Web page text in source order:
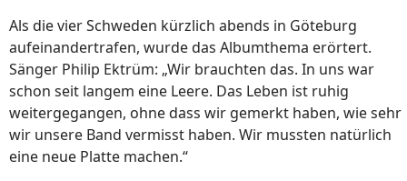
Als die vier Schweden kürzlich abends in Göteburg
aufeinandertrafen, wurde das Albumthema erörtert.
Sänger Philip Ektrüm: „Wir brauchten das. In uns war
schon seit langem eine Leere. Das Leben ist ruhig
weitergegangen, ohne dass wir gemerkt haben, wie sehr
wir unsere Band vermisst haben. Wir mussten natürlich
eine neue Platte machen.“